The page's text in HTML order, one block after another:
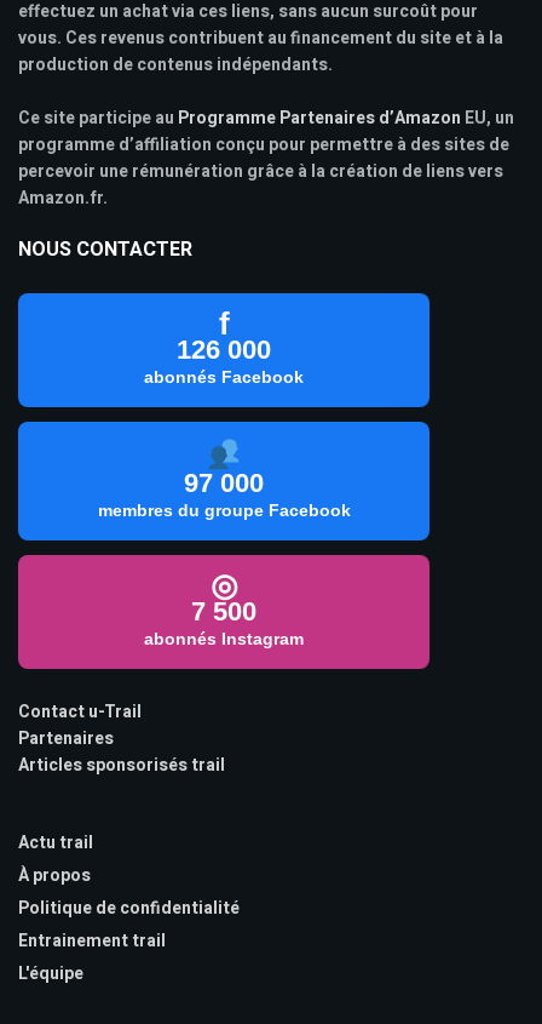
effectuez un achat via ces liens, sans aucun surcoût pour
vous. Ces revenus contribuent au financement du site et à la
production de contenus indépendants.
Ce site participe au Programme Partenaires d’Amazon EU, un
programme d’affiliation conçu pour permettre à des sites de
percevoir une rémunération grâce à la création de liens vers
Amazon.fr.
NOUS CONTACTER
f
126 000
abonnés Facebook
97 000
membres du groupe Facebook
◎
7 500
abonnés Instagram
Contact u-Trail
Partenaires
Articles sponsorisés trail
Actu trail
À propos
Politique de confidentialité
Entrainement trail
L'équipe